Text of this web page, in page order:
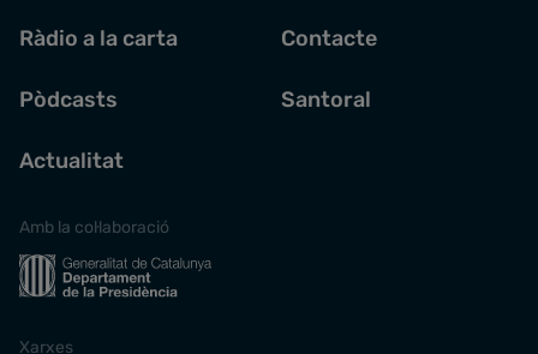
Ràdio a la carta
Pòdcasts
Actualitat
Contacte
Santoral
Amb la col·laboració
Xarxes